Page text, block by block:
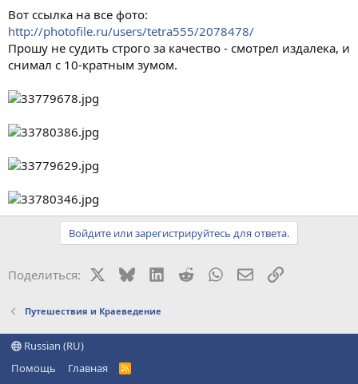
Вот ссылка на все фото:
http://photofile.ru/users/tetra555/2078478/
Прошу не судить строго за качество - смотрел издалека, и
снимал с 10-кратным зумом.
Войдите или зарегистрируйтесь для ответа.
Поделиться: BlueskyLinkedIn
RedditWhatsAppЭлектронная
Ссылка
Путешествия и Краеведение
Russian (RU)
Помощь
Главная
R